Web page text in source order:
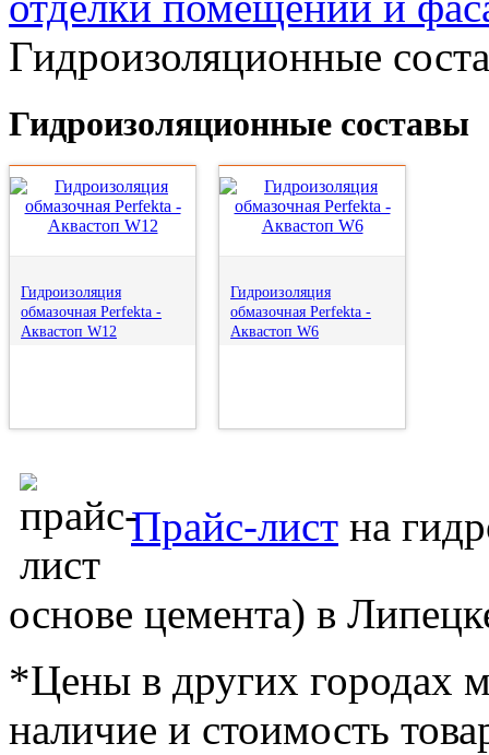
Гидроизоляционные
Гидроизоляционные составы
Гидроизоляция
обмазочная Perfekta -
Аквастоп W12
Гидроизоляция
обмазочная Perfekta -
Аквастоп W6
Прайс-лист на
основе цемента) в
*Цены в других городах
наличие и стоимость